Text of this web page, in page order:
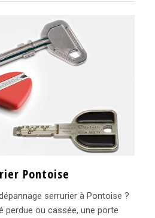
Pontoise
serrurier à Pontoise ?
perdue ou cassée, une porte